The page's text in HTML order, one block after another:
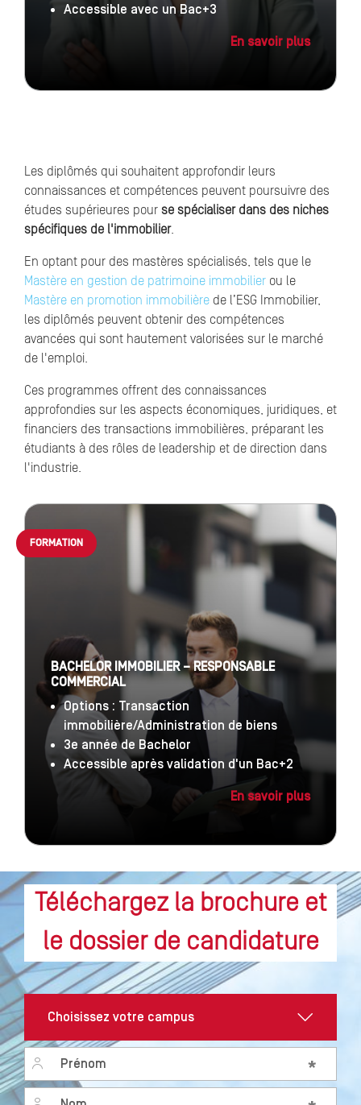
Accessible avec un Bac+3
En savoir plus
Les diplômés qui souhaitent approfondir leurs
connaissances et compétences peuvent poursuivre des
études supérieures pour se spécialiser dans des niches
spécifiques de l'immobilier.
En optant pour des mastères spécialisés, tels que le
Mastère en gestion de patrimoine immobilier ou le
Mastère en promotion immobilière de l’ESG Immobilier,
les diplômés peuvent obtenir des compétences
avancées qui sont hautement valorisées sur le marché
de l'emploi.
Ces programmes offrent des connaissances
approfondies sur les aspects économiques, juridiques, et
financiers des transactions immobilières, préparant les
étudiants à des rôles de leadership et de direction dans
l'industrie.
BACHELOR IMMOBILIER – RESPONSABLE
COMMERCIAL
Options : Transaction
immobilière/Administration de biens
3e année de Bachelor
Accessible après validation d'un Bac+2
En savoir plus
FORMATION
Téléchargez la brochure et
le dossier de candidature
Prénom *
Nom